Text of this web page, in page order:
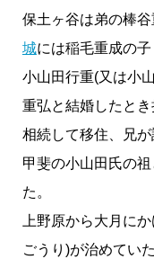
保土ヶ谷は弟の棒
城には稲毛重成の子
小山田行重(又は小
重弘と結婚したと
相続して移住、兄が
甲斐の小山田氏の
た。
上野原から大月に
ごうり)が治めていた